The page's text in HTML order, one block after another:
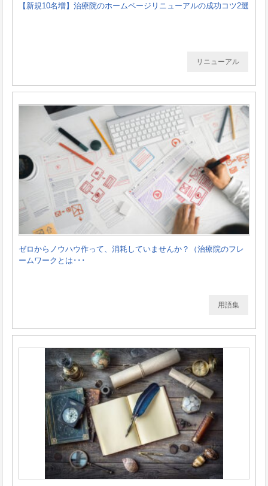
【新規10名増】治療院のホームページリニューアルの成功コツ2選
リニューアル
ゼロからノウハウ作って、消耗していませんか？（治療院のフレ
ームワークとは･･･
用語集